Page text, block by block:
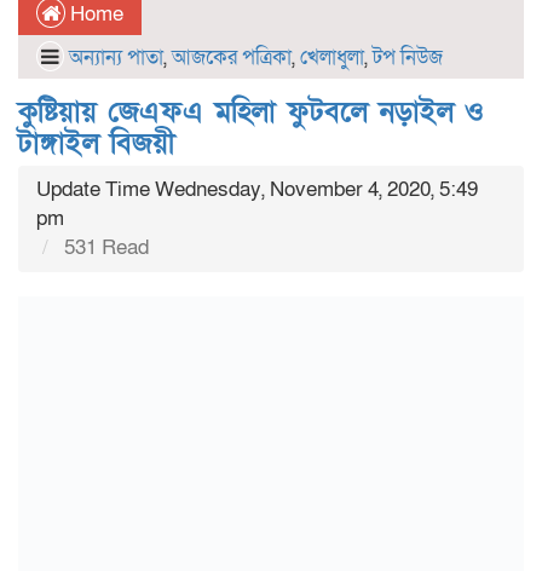
Home
অন্যান্য পাতা,আজকের পত্রিকা,খেলাধুলা,টপ নিউজ
কুষ্টিয়ায় জেএফএ মহিলা ফুটবলে নড়াইল ও
টাঙ্গাইল বিজয়ী
Update Time Wednesday, November 4, 2020, 5:49
pm
531 Read